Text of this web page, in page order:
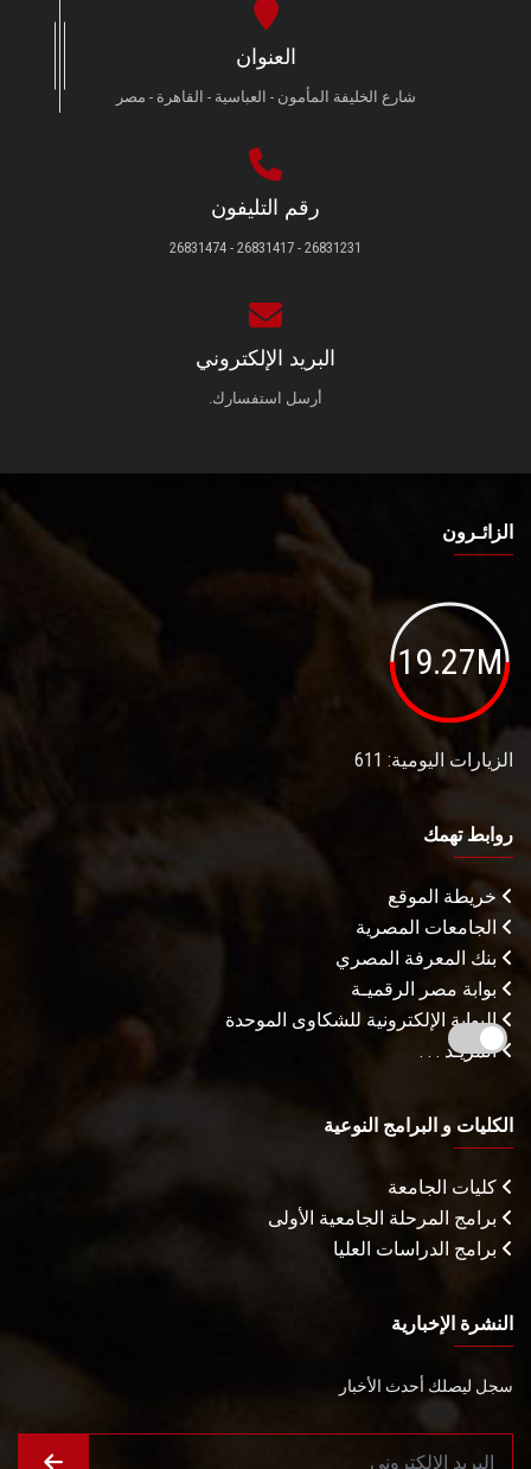
العنوان
شارع الخليفة المأمون - العباسية - القاهرة - مصر
رقم التليفون
26831231 - 26831417 - 26831474
البريد الإلكتروني
أرسل استفسارك.
الزائـرون
19.27M
الزيارات اليومية: 611
روابط تهمك
خريطة الموقع
الجامعات المصرية
بنك المعرفة المصري
بوابة مصر الرقميـة
البوابة الإلكترونية للشكاوى الموحدة
المزيـد . . .
الكليات و البرامج النوعية
كليات الجامعة
برامج المرحلة الجامعية الأولى
برامج الدراسات العليا
النشرة الإخبارية
سجل ليصلك أحدث الأخبار